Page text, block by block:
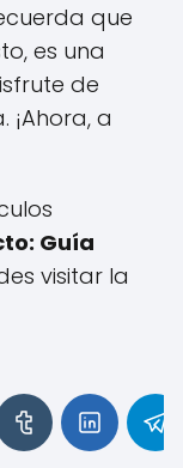
que
es una
de
a
Guía
visitar la